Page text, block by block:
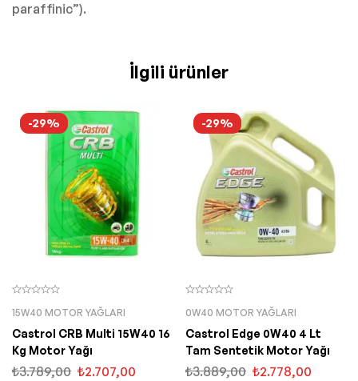
paraffinic”).
İlgili ürünler
-29%
15W40 MOTOR YAĞLARI
Castrol CRB Multi 15W40 16
Kg Motor Yağı
₺3.789,00 ₺2.707,00
-29%
0W40 MOTOR YAĞLARI
Castrol Edge 0W40 4 Lt
Tam Sentetik Motor Yağı
₺3.889,00 ₺2.778,00